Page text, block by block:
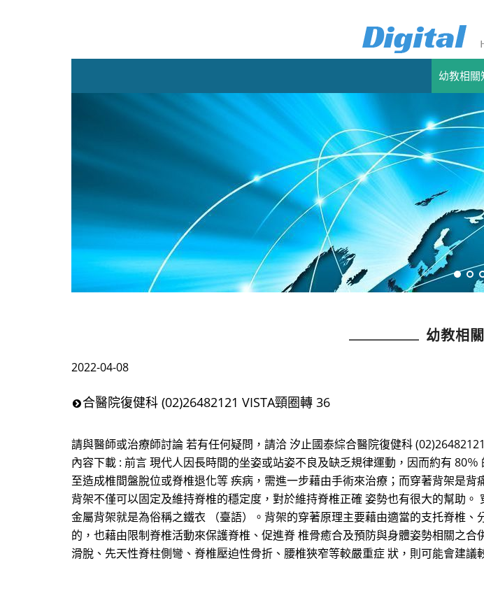
幼教相關
幼教相
2022-04-08
合醫院復健科 (02)26482121 VISTA頸圈轉 36
請與醫師或治療師討論 若有任何疑問，請洽 汐止國泰綜合醫院復健科 (02)26482121
內容下載 : 前言 現代人因長時間的坐姿或站姿不良及缺乏規律運動，因而約有 80
至造成椎間盤脫位或脊椎退化等 疾病，需進一步藉由手術來治療；而穿著背架是
背架不僅可以固定及維持脊椎的穩定度，對於維持脊椎正確 姿勢也有很大的幫助
金屬背架就是為俗稱之鐵衣 （臺語）。背架的穿著原理主要藉由適當的支托脊椎
的，也藉由限制脊椎活動來保護脊椎、促進脊 椎骨癒合及預防與身體姿勢相關之
滑脫、先天性脊柱側彎、脊椎壓迫性骨折、腰椎狹窄等較嚴重症 狀，則可能會建議